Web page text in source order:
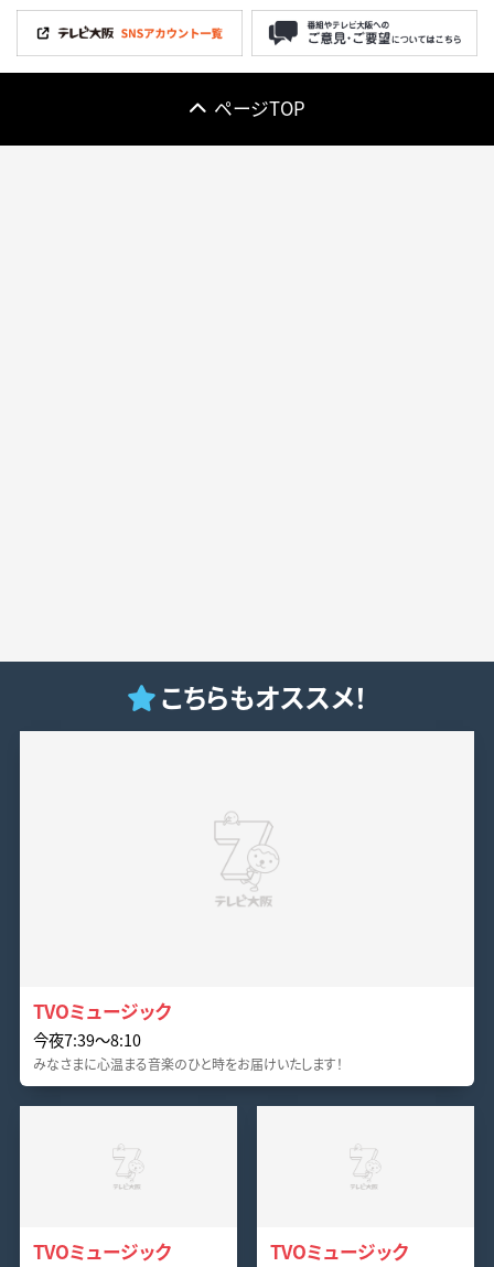
ページTOP
こちらもオススメ！
TVOミュージック
今夜7:39〜8:10
みなさまに心温まる音楽のひと時をお届けいたします！
TVOミュージック TVOミュージック